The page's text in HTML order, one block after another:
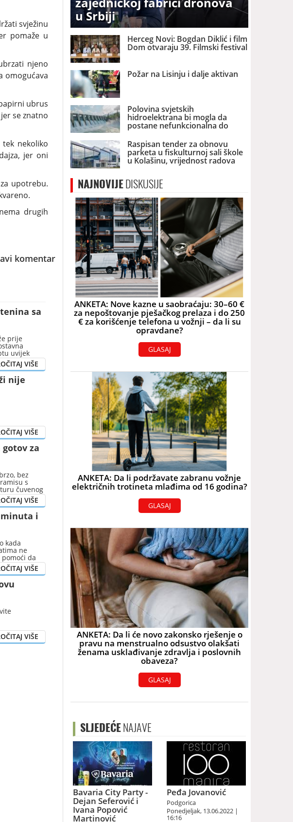
svježinu
pomaže u
njeno
omogućava
ubrus
se znatno
nekoliko
jer oni
upotrebu.
drugih
komentar
sa
prije
uvijek
nije
za
bez
s
čuvenog
lice
minuta i
kada
ne
da
dodatnih
u Srbiji
Herceg Novi: Bogdan Diklić i film
Dom otvaraju 39. Filmski festival
Požar na Lisinju i dalje aktivan
Polovina svjetskih
hidroelektrana bi mogla da
postane nefunkcionalna do
2060. godine
Raspisan tender za obnovu
parketa u fiskulturnoj sali škole
u Kolašinu, vrijednost radova
skoro 40.000 eura
NAJNOVIJEDISKUSIJE
ANKETA: Nove kazne u saobraćaju: 30–60 €
za nepoštovanje pješačkog prelaza i do 250
€ za korišćenje telefona u vožnji – da li su
opravdane?
GLASAJ
ANKETA: Da li podržavate zabranu vožnje
električnih trotineta mlađima od 16 godina?
GLASAJ
ANKETA: Da li će novo zakonsko rješenje o
pravu na menstrualno odsustvo olakšati
ženama usklađivanje zdravlja i poslovnih
obaveza?
GLASAJ
SLJEDEĆENAJAVE
Bavaria City Party -
Dejan Seferović i
Ivana Popović
Martinović
Peđa Jovanović
Podgorica
Ponedjeljak, 13.06.2022 |
16:16